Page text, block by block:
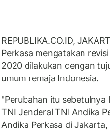
REPUBLIKA.CO.ID,
Perkasa mengatakan
2020 dilakukan dengan
umum remaja Indonesia.
"Perubahan itu sebetulnya
TNI Jenderal TNI Andika
Andika Perkasa di